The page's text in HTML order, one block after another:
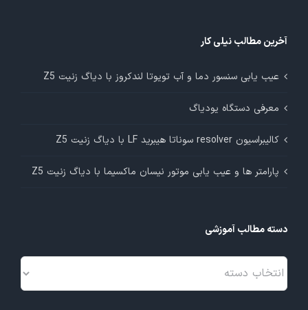
آخرین مطالب نیلی کار
عیب یابی سنسور دما و آب تویوتا لندکروز با دیاگ زنیت Z5
معرفی دستگاه یودیاگ
کالیبراسیون resolver سوناتا هیبرید LF با دیاگ زنیت Z5
پارامتر ها و عیب یابی موتور نیسان ماکسیما با دیاگ زنیت Z5
دسته مطالب آموزشی
دسته